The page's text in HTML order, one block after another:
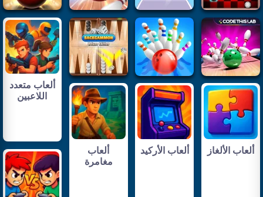
ألعاب متعدد
اللاعبين
ألعاب الألغاز ألعاب الأركيد
ألعاب
مغامرة